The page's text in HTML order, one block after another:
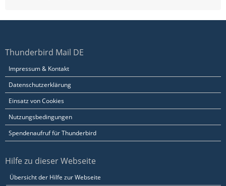
Thunderbird Mail DE
Impressum & Kontakt
Datenschutzerklärung
Einsatz von Cookies
Nutzungsbedingungen
Spendenaufruf für Thunderbird
Hilfe zu dieser Webseite
Übersicht der Hilfe zur Webseite